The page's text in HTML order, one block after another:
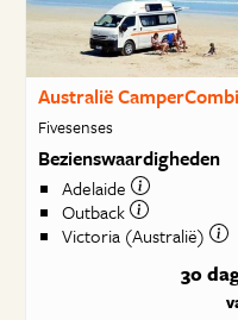
Australië
Fivesenses
Bezienswaardigheden
Adelaide
Outback
Victoria (Australië)
30